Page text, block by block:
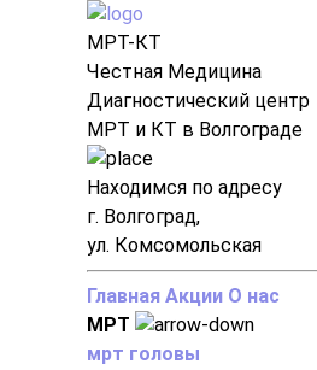
МРТ-КТ
Честная Медицина
Диагностический центр
МРТ и КТ в Волгограде
Находимся по адресу
г. Волгоград,
ул. Комсомольская
Главная Акции О нас
МРТ
мрт головы